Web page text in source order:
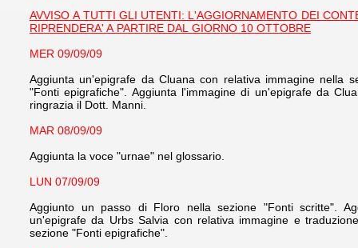
AVVISO A TUTTI GLI UTENTI: L'AGGIORNAMENTO DEI
RIPRENDERA' A PARTIRE DAL GIORNO 10 OTTOBRE
MER 09/09/09
Aggiunta un'epigrafe da Cluana con relativa immagine nella
"Fonti epigrafiche". Aggiunta l'immagine di un'epigrafe da
ringrazia il Dott. Manni.
MAR 08/09/09
Aggiunta la voce "urnae" nel glossario.
LUN 07/09/09
Aggiunto un passo di Floro nella sezione "Fonti scritte".
un'epigrafe da Urbs Salvia con relativa immagine e
sezione "Fonti epigrafiche".